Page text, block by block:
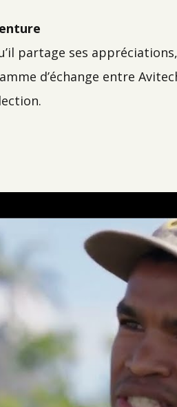
partage ses
d’échange entre